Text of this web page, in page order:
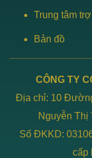
Trung tâm
Bản đồ
CÔNG TY
Địa chỉ: 10
Nguyễn Thị
Số ĐKKD:
cấp